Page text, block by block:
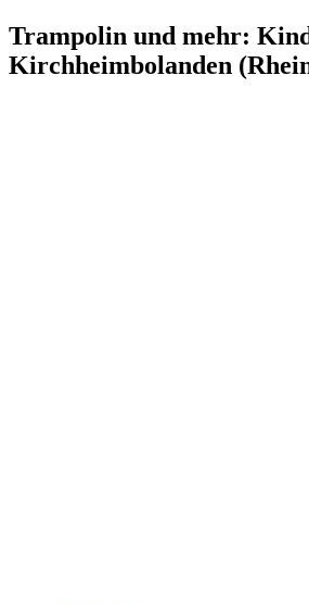
Trampolin und mehr:
Kirchheimbolanden